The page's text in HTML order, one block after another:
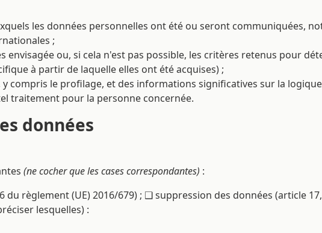
les données personnelles ont été ou seront communiquées,
;
envisagée ou, si cela n'est pas possible, les critères retenus pour
à partir de laquelle elles ont été acquises) ;
compris le profilage, et des informations significatives sur la
traitement pour la personne concernée.
données
(ne cocher que les cases correspondantes) :
règlement (UE) 2016/679) ; ❑ suppression des données (article
lesquelles) :